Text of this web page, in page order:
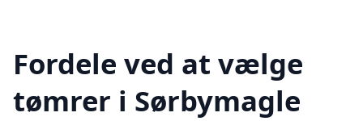
Fordele ved at vælge
tømrer i Sørbymagle